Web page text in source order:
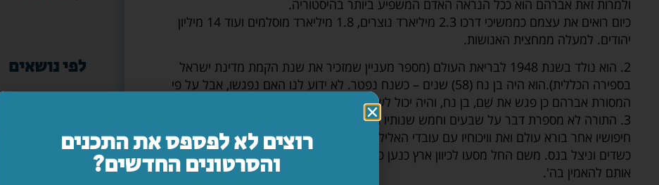
ולמרות זאת אברהם הוא ככל הנראה האדם המשפיע ביותר בהיסטוריה.
כיום רואים את עצמם כממשיכי דרכו 2.3 מיליארד נוצרים, 1.8 מיליארד מוסלמים ועוד 14 מיליון
יהודים. למעלה ממחצית האנושות.
2. הוא נולד בשנת 1948 לבריאת העולם (מספר מעניין שמזכיר את שנת הקמת מדינת ישראל
בספירה הכללית).הוא היה בן נח (58) שנים – כשנח נפטר. לא ידוע לנו האם נפגשו, אבל על פי
המסורת אברהם כן פגש את שֵׁם, בן נח, והיה יכול לשמוע ממנו בגוף ראשון את סיפור המבול.
3. התורה לא מספרת דבר על שבעים וחמש שנותיו הראשונות של אברהם, אך חז"ל מתארים את
חיפושיו אחר בורא עולם ואת וויכוחיו עם עובדי האלילים. הוא נידון למוות על ידי נמרוד מלך אור
כשדים וניצל בנס. משם החל מסעו לכיוון ארץ כנען כשבדרך הוא סוחף אחריו עשרות אלפים ומלמד
אותם להאמין בה'.
לפי נושאים
רוצים לא לפספס את התכנים
והסרטונים החדשים?